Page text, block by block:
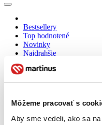
Môžeme pracovať s
Aby sme vedeli, ako sa
Bestsellery
Top hodnotené
Novinky
Najdrahšie
Najvyššia zľava
Zrušiť filtre